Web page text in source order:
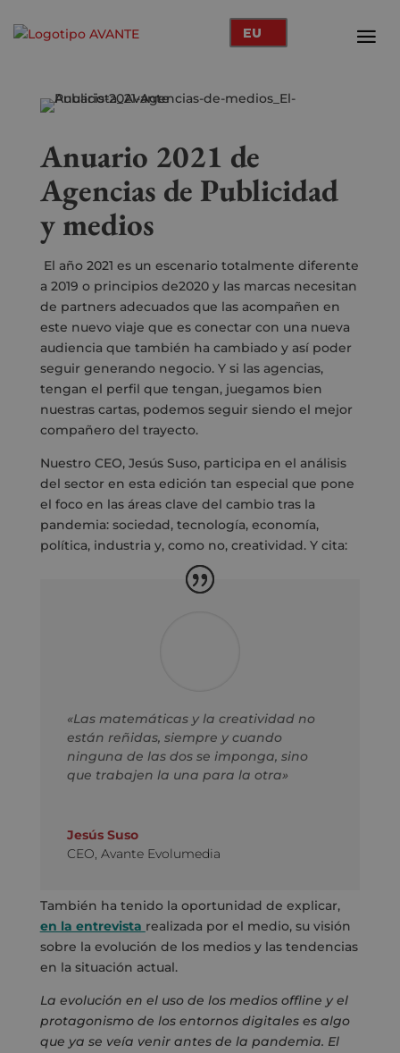
EU
Anuario 2021 de
Agencias de Publicidad
y medios
El año 2021 es un escenario totalmente diferente
a 2019 o principios de2020 y las marcas necesitan
de partners adecuados que las acompañen en
este nuevo viaje que es conectar con una nueva
audiencia que también ha cambiado y así poder
seguir generando negocio. Y si las agencias,
tengan el perfil que tengan, juegamos bien
nuestras cartas, podemos seguir siendo el mejor
compañero del trayecto.
Nuestro CEO, Jesús Suso, participa en el análisis
del sector en esta edición tan especial que pone
el foco en las áreas clave del cambio tras la
pandemia: sociedad, tecnología, economía,
política, industria y, como no, creatividad. Y cita:
«Las matemáticas y la creatividad no
están reñidas, siempre y cuando
ninguna de las dos se imponga, sino
que trabajen la una para la otra»
Jesús Suso
CEO, Avante Evolumedia
También ha tenido la oportunidad de explicar,
en la entrevista realizada por el medio, su visión
sobre la evolución de los medios y las tendencias
en la situación actual.
La evolución en el uso de los medios offline y el
protagonismo de los entornos digitales es algo
que ya se veía venir antes de la pandemia. El